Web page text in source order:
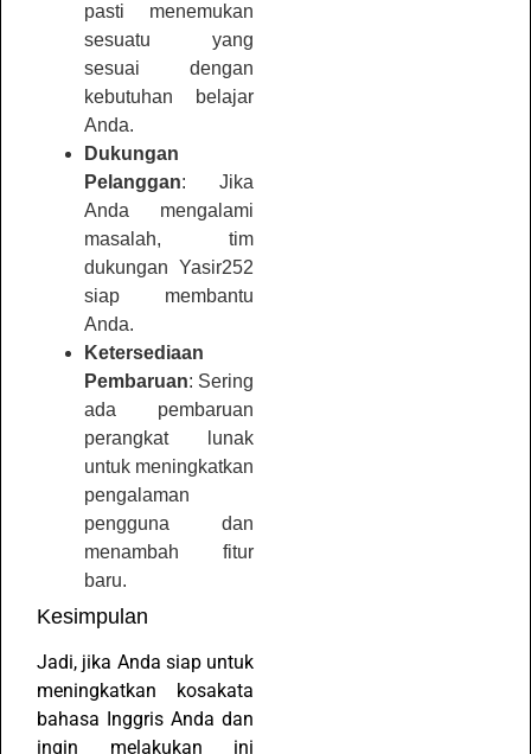
pasti menemukan
sesuatu yang
sesuai dengan
kebutuhan belajar
Anda.
Dukungan
Pelanggan: Jika
Anda mengalami
masalah, tim
dukungan Yasir252
siap membantu
Anda.
Ketersediaan
Pembaruan: Sering
ada pembaruan
perangkat lunak
untuk meningkatkan
pengalaman
pengguna dan
menambah fitur
baru.
Kesimpulan
Jadi, jika Anda siap untuk
meningkatkan kosakata
bahasa Inggris Anda dan
ingin melakukan ini